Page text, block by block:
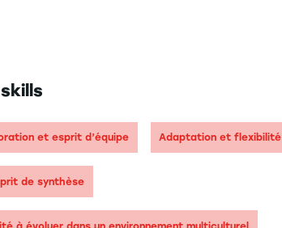
et esprit d’équipe Adaptation et flexibilité
de synthèse